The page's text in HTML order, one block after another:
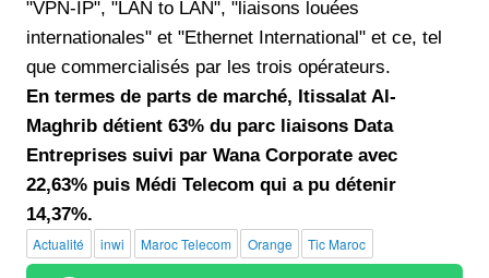
"VPN-IP", "LAN to LAN", "liaisons louées
internationales" et "Ethernet International" et ce, tel
que commercialisés par les trois opérateurs.
En termes de parts de marché, Itissalat Al-
Maghrib détient 63% du parc liaisons Data
Entreprises suivi par Wana Corporate avec
22,63% puis Médi Telecom qui a pu détenir
14,37%.
Actualité inwi Maroc Telecom Orange Tic Maroc